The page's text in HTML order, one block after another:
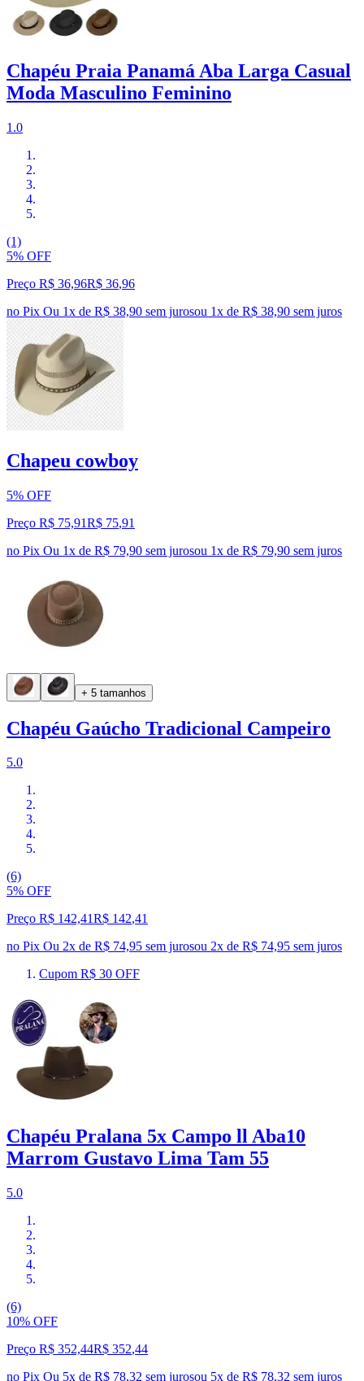
Chapéu Praia Panamá Aba Larga Casual
Moda Masculino Feminino
1.0
(1)
5% OFF
Preço R$ 36,96R$ 36,96
no Pix Ou 1x de R$ 38,90 sem jurosou 1x de R$ 38,90 sem juros
Chapeu cowboy
5% OFF
Preço R$ 75,91R$ 75,91
no Pix Ou 1x de R$ 79,90 sem jurosou 1x de R$ 79,90 sem juros
+ 5 tamanhos
Chapéu Gaúcho Tradicional Campeiro
5.0
(6)
5% OFF
Preço R$ 142,41R$ 142,41
no Pix Ou 2x de R$ 74,95 sem jurosou 2x de R$ 74,95 sem juros
Cupom R$ 30 OFF
Chapéu Pralana 5x Campo ll Aba10
Marrom Gustavo Lima Tam 55
5.0
(6)
10% OFF
Preço R$ 352,44R$ 352,44
no Pix Ou 5x de R$ 78,32 sem jurosou 5x de R$ 78,32 sem juros